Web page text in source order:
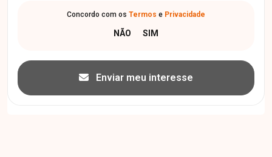
Concordo com os Termos e Privacidade
Enviar meu interesse